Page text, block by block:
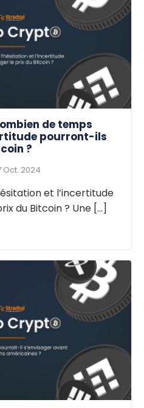
de temps
pourront-ils
?
Oct. 2024
et l’incertitude
du Bitcoin ? Une [...]